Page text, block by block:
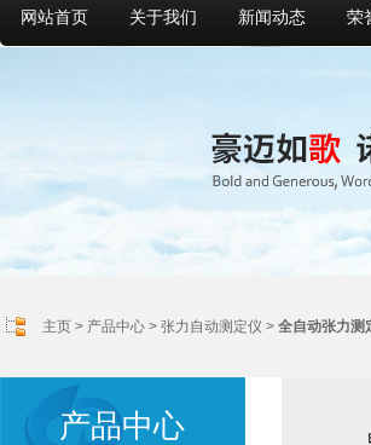
网站首页 关于我们 新闻动态 荣
主页 > 产品中心 > 张力自动测定仪 > 全自动张力测
产品中心